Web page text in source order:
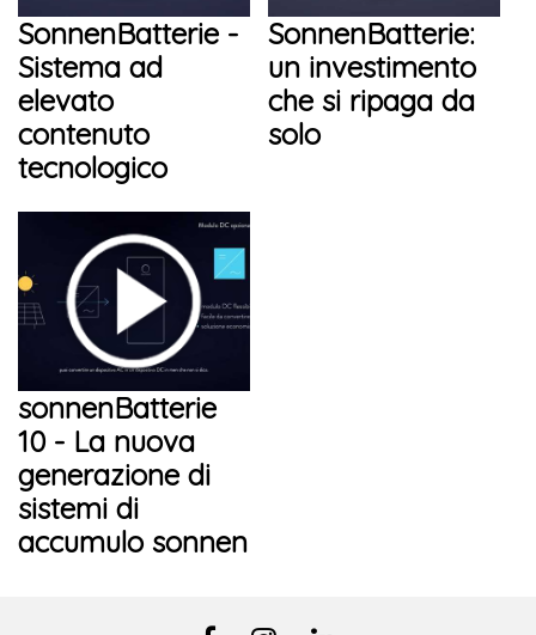
SonnenBatterie -
Sistema ad
elevato
contenuto
tecnologico
SonnenBatterie:
un investimento
che si ripaga da
solo
sonnenBatterie
10 - La nuova
generazione di
sistemi di
accumulo sonnen